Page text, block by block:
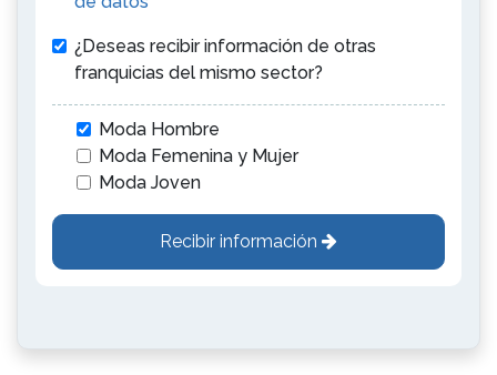
¿Deseas recibir información de otras
franquicias del mismo sector?
Moda Hombre
Moda Femenina y Mujer
Moda Joven
Recibir información